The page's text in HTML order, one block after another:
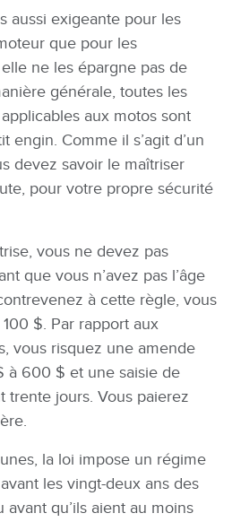
aussi exigeante pour les
que pour les
ne les épargne pas de
générale, toutes les
aux motos sont
engin. Comme il s’agit d’un
devez savoir le maîtriser
pour votre propre sécurité
vous ne devez pas
que vous n’avez pas l’âge
à cette règle, vous
$. Par rapport aux
vous risquez une amende
à 600 $ et une saisie de
trente jours. Vous paierez
la loi impose un régime
les vingt-deux ans des
qu’ils aient au moins